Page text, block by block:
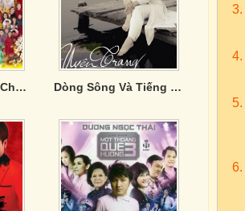
Gala Nhạc Việt 9 - Chúc Tết Mọi Nhà Dòng Sông Và Tiếng Hát